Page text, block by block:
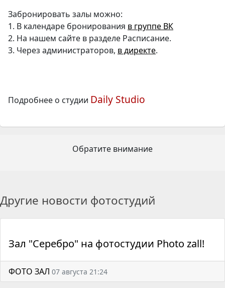
Забронировать залы можно:
1. В календаре бронирования в группе ВК
2. На нашем сайте в разделе Расписание.
3. Через администраторов, в директе.
Подробнее о студии Daily Studio
Обратите внимание
Другие новости фотостудий
Зал "Серебро" на фотостудии Photo zall!
ФОТО ЗАЛ 07 августа 21:24